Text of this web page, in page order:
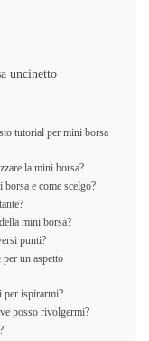
uncinetto
tutorial per mini borsa
la mini borsa?
e come scelgo?
mini borsa?
punti?
un aspetto
ispirarmi?
posso rivolgermi?